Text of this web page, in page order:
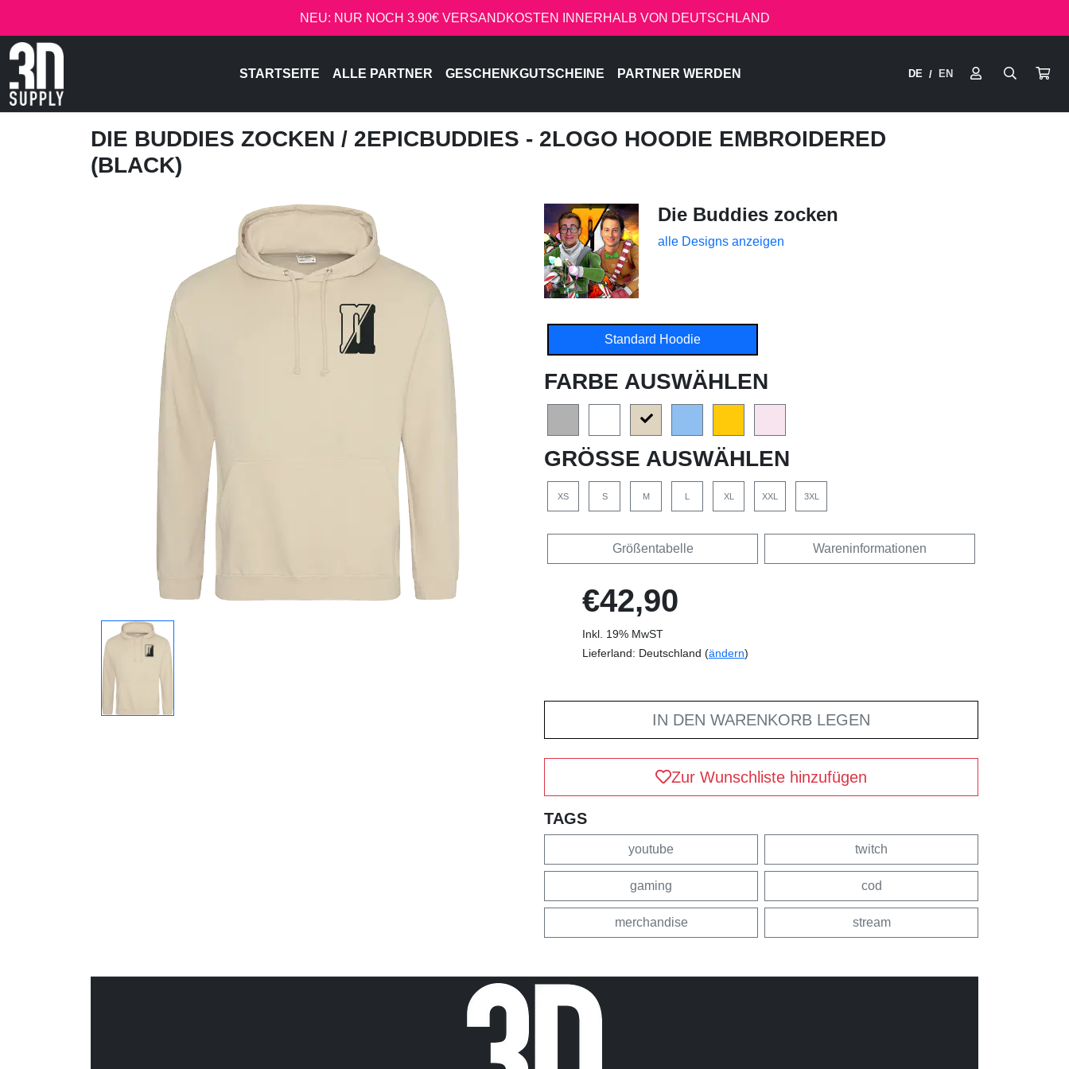
NEU: NUR NOCH 3.90€ VERSANDKOSTEN INNERHALB VON DEUTSCHLAND
STARTSEITE ALLE PARTNER GESCHENKGUTSCHEINE PARTNER WERDEN DE / EN
DIE BUDDIES ZOCKEN / 2EPICBUDDIES - 2LOGO HOODIE EMBROIDERED
(BLACK)
Die Buddies zocken
alle Designs anzeigen
Standard Hoodie
FARBE AUSWÄHLEN
GRÖSSE AUSWÄHLEN
XS S M L XL XXL 3XL
Größentabelle Wareninformationen
€42,90
Inkl. 19% MwST
Lieferland: Deutschland (ändern)
IN DEN WARENKORB LEGEN
Zur Wunschliste hinzufügen
TAGS
youtube twitch
gaming cod
merchandise stream